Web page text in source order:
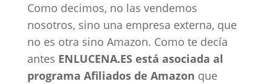
Como decimos, no las vendemos
nosotros, sino una empresa externa, que
no es otra sino Amazon. Como te decía
antes ENLUCENA.ES está asociada al
programa Afiliados de Amazon que